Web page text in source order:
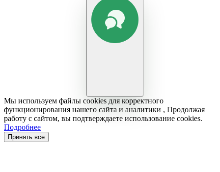
Мы используем файлы cookies для корректного
функционирования нашего сайта и аналитики , Продолжая
работу с сайтом, вы подтверждаете использование cookies.
Подробнее
Принять все